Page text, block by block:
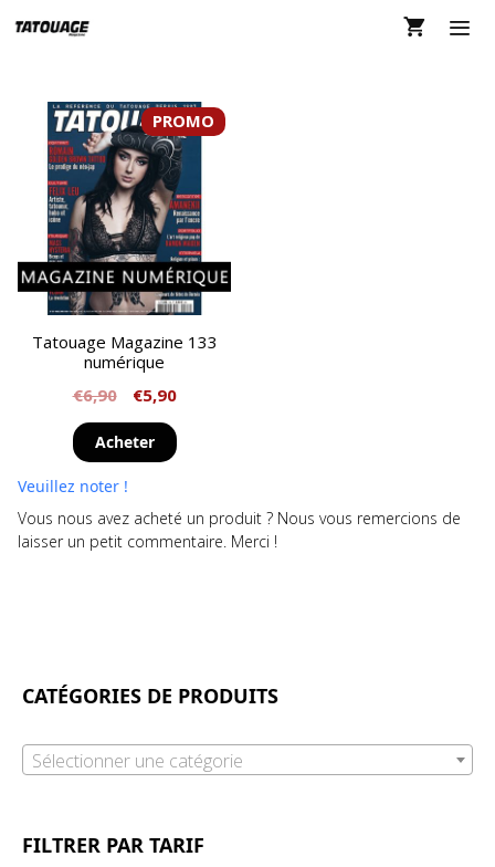
au
PROMO
Tatouage Magazine 133
numérique
€6,90 €5,90
Acheter
Veuillez noter !
Vous nous avez acheté un produit ? Nous vous remercions de
laisser un petit commentaire. Merci !
CATÉGORIES DE PRODUITS
Sélectionner une catégorie
FILTRER PAR TARIF